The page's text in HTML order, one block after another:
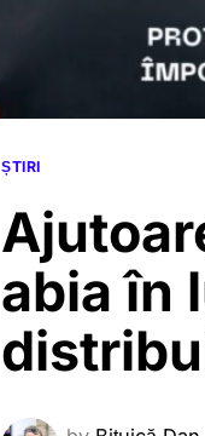
ȘTIRI
abia în